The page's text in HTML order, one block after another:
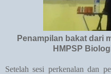
Penampilan bakat dari
HMPSP
Setelah sesi perkenalan dan